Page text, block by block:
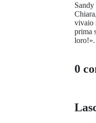
vivaio
prima
loro!».
0